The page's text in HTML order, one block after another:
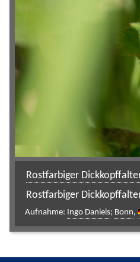
Rostfarbiger
Rostfarbiger
Aufnahme: Ingo Daniels; Bonn,